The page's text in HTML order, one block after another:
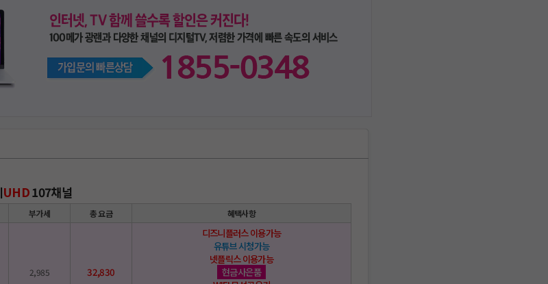
UHD107채널
부가세 총 요금 혜택사항
2,985 32,830
디즈니플러스 이용가능
유튜브 시청가능
넷플릭스 이용가능
현금사은품